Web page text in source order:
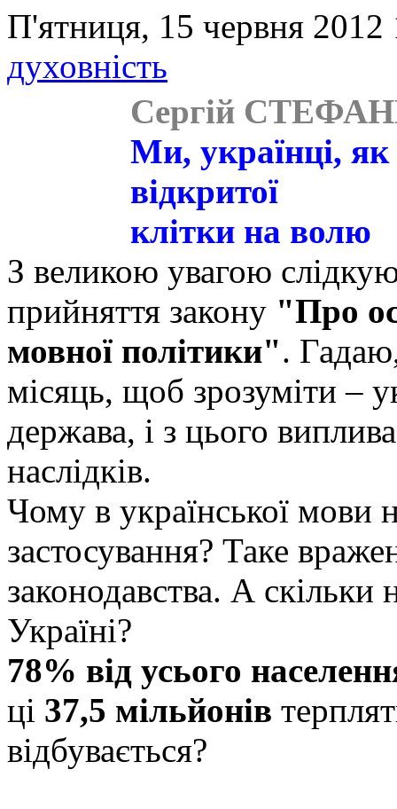
П'ятниця, 15 червня
духовність
Сергій
Ми, українці,
відкритої
клітки на волю
З великою увагою
прийняття закону "Про
мовної політики".
місяць, щоб зрозуміти –
держава, і з цього
наслідків.
Чому в української мови
застосування? Таке
законодавства. А скільки
Україні?
78% від усього
ці 37,5 мільйонів
відбувається?